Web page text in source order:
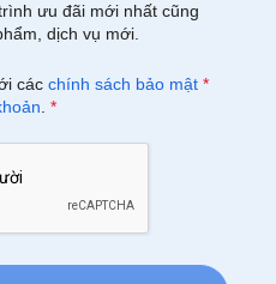
ưu đãi mới nhất cũng
dịch vụ mới.
các chính sách bảo mật *
*